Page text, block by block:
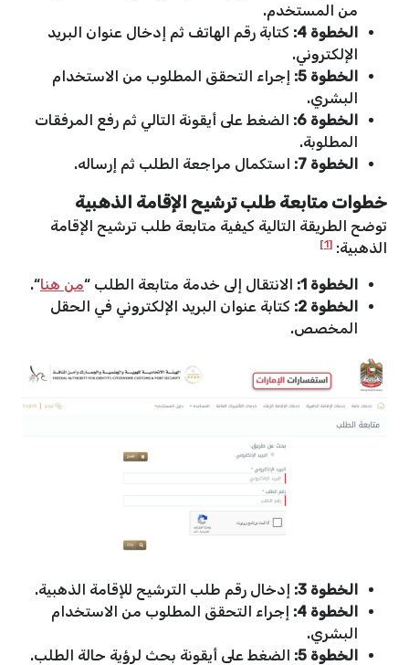
من المستخدم.
الخطوة 4:
كتابة رقم الهاتف ثم إدخال عنوان البريد
الإلكتروني.
الخطوة 5:
إجراء التحقق المطلوب من الاستخدام
البشري.
الخطوة 6:
الضغط على أيقونة التالي ثم رفع المرفقات
المطلوبة.
الخطوة 7:
استكمال مراجعة الطلب ثم إرساله.
خطوات متابعة طلب ترشيح الإقامة الذهبية
توضح الطريقة التالية كيفية متابعة طلب ترشيح الإقامة
الذهبية: [1]
الخطوة 1: الانتقال إلى خدمة متابعة الطلب “من هنا“.
الخطوة 2:
كتابة عنوان البريد الإلكتروني في الحقل
المخصص.
الخطوة 3:
إدخال رقم طلب الترشيح للإقامة الذهبية.
الخطوة 4:
إجراء التحقق المطلوب من الاستخدام
البشري.
الخطوة 5:
الضغط على أيقونة بحث لرؤية حالة الطلب.